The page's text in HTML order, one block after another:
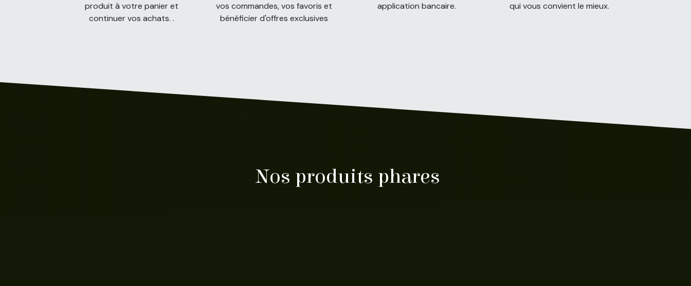
produit à votre panier et
continuer vos achats. .
vos commandes, vos favoris et
bénéficier d'offres exclusives
application bancaire.
qui vous convient le mieux.
Nos produits phares